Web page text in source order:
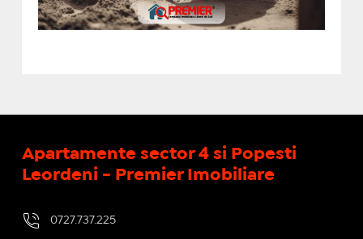
Apartamente sector 4 si Popesti
Leordeni - Premier Imobiliare
0727.737.225